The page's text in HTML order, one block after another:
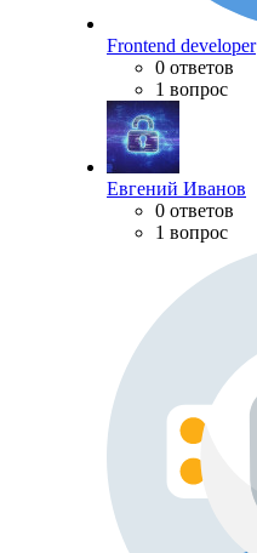
Frontend developer
0 ответов
1 вопрос
Евгений Иванов
0 ответов
1 вопрос